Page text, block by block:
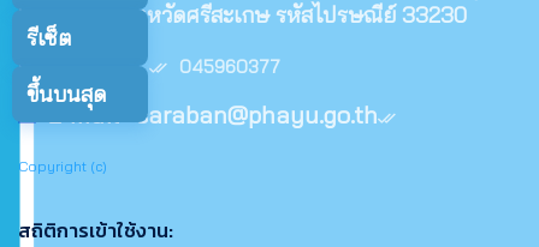
รีเซ็ต
ขึ้นบนสุด
อำเภอพยุห์ จังหวัดศรีสะเกษ รหัสไปรษณีย์ 33230
เบอร์โทร : 045960377
E-mail :saraban@phayu.go.th
Copyright (c)
สถิติการเข้าใช้งาน: